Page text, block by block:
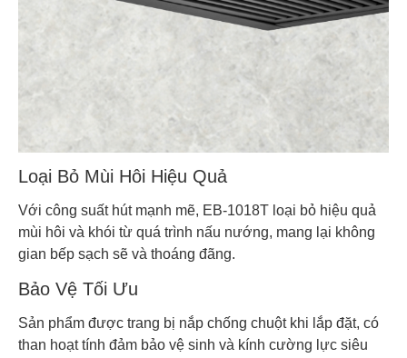
Loại Bỏ Mùi Hôi Hiệu Quả
Với công suất hút mạnh mẽ, EB-1018T loại bỏ hiệu quả
mùi hôi và khói từ quá trình nấu nướng, mang lại không
gian bếp sạch sẽ và thoáng đãng.
Bảo Vệ Tối Ưu
Sản phẩm được trang bị nắp chống chuột khi lắp đặt, có
than hoạt tính đảm bảo vệ sinh và kính cường lực siêu